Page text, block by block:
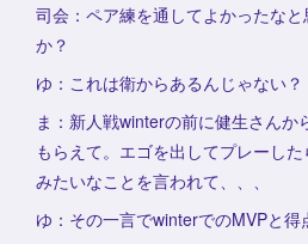
司会：ペア練を通してよかったな
か？
ゆ：これは衛からあるんじゃない？
ま：新人戦winterの前に健生さんか
もらえて。エゴを出してプレーし
みたいなことを言われて、、、
ゆ：その一言でwinterでのMVPと得